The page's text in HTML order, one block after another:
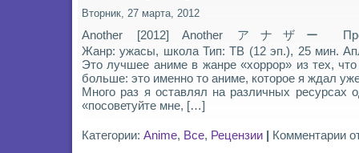
Вторник, 27 марта, 2012
Another [2012] Another アナザー
Жанр: ужасы, школа Тип: ТВ (12 эп.), 25 мин.
Это лучшее аниме в жанре «хоррор» из тех,
больше: это именно то аниме, которое я ждал
Много раз я оставлял на различных ресурсах
«посоветуйте мне, […]
Категории: Anime, Все, Рецензии | Комментариик